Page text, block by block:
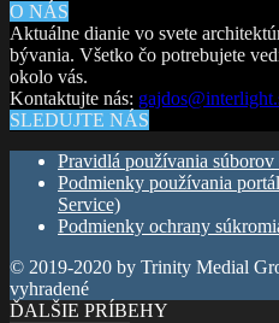
O NÁS
Aktuálne dianie vo svete
bývania. Všetko čo potrebujete
okolo vás.
Kontaktujte nás:
SLEDUJTE NÁS
Pravidlá používania
Podmienky používania
Service)
Podmienky ochrany
© 2019-2020 by Trinity Medial
vyhradené
ĎALŠIE PRÍBEHY